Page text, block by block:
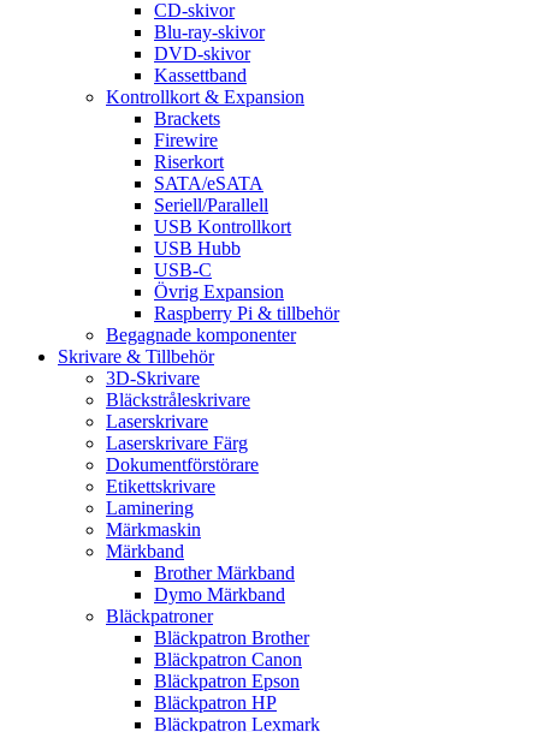
CD-skivor
Blu-ray-skivor
DVD-skivor
Kassettband
Kontrollkort & Expansion
Brackets
Firewire
Riserkort
SATA/eSATA
Seriell/Parallell
USB Kontrollkort
USB Hubb
USB-C
Övrig Expansion
Raspberry Pi & tillbehör
Begagnade komponenter
Skrivare & Tillbehör
3D-Skrivare
Bläckstråleskrivare
Laserskrivare
Laserskrivare Färg
Dokumentförstörare
Etikettskrivare
Laminering
Märkmaskin
Märkband
Brother Märkband
Dymo Märkband
Bläckpatroner
Bläckpatron Brother
Bläckpatron Canon
Bläckpatron Epson
Bläckpatron HP
Bläckpatron Lexmark